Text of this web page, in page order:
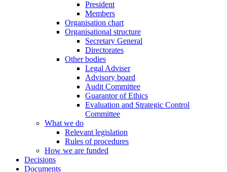
President
Members
Organisation chart
Organisational structure
Secretary General
Directorates
Other bodies
Legal Adviser
Advisory board
Audit Committee
Guarantor of Ethics
Evaluation and Strategic Control
Committee
What we do
Relevant legislation
Rules of procedures
How we are funded
Decisions
Documents